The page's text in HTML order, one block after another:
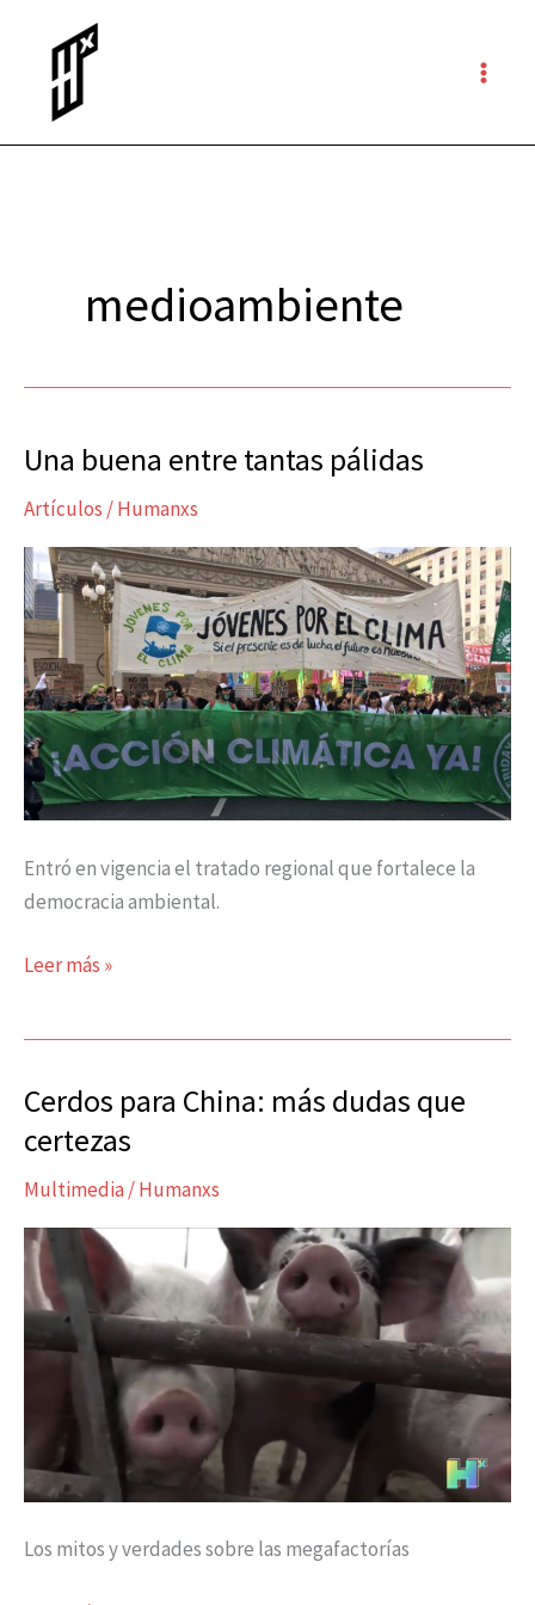
contenido
medioambiente
Una buena entre tantas pálidas
Artículos /Humanxs
Entró en vigencia el tratado regional que fortalece la
democracia ambiental.
Una
entre
tantas
pálidas
Leer más »
Cerdos para China: más dudas que
certezas
Multimedia /Humanxs
Los mitos y verdades sobre las megafactorías
Cerdos
para
más
dudas
que
certezas